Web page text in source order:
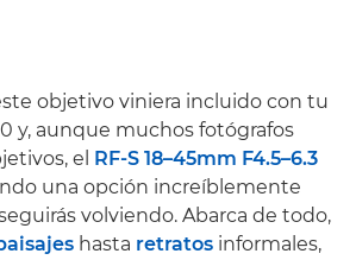
objetivo viniera incluido con tu
y, aunque muchos fotógrafos
el RF-S 18–45mm F4.5–6.3
una opción increíblemente
volviendo. Abarca de todo,
hasta retratos informales,